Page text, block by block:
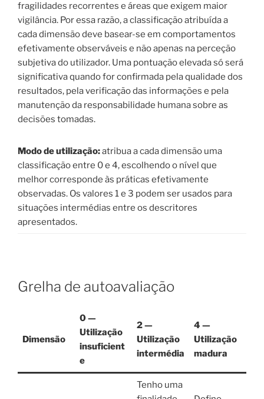
fragilidades recorrentes e áreas que exigem maior
vigilância. Por essa razão, a classificação atribuída a
cada dimensão deve basear-se em comportamentos
efetivamente observáveis e não apenas na perceção
subjetiva do utilizador. Uma pontuação elevada só será
significativa quando for confirmada pela qualidade dos
resultados, pela verificação das informações e pela
manutenção da responsabilidade humana sobre as
decisões tomadas.
Modo de utilização:atribua a cada dimensão uma
classificação entre 0 e 4, escolhendo o nível que
melhor corresponde às práticas efetivamente
observadas. Os valores 1 e 3 podem ser usados para
situações intermédias entre os descritores
apresentados.
Grelha de autoavaliação
Dimensão
0 —
Utilização
insuficient
e
2 —
Utilização
intermédia
4 —
Utilização
madura
Tenho uma